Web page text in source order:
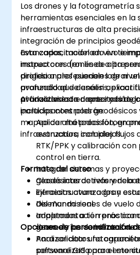
Los drones y la fotogrametría
herramientas esenciales en la
infraestructuras de alta
integración de principios
avanzados, modelado en
mapeo con drones de alta
profesionales pueden lograr
profundidad de análisis,
productividad en entornos de
Esta capacitación en vivo e
instructores (en línea o
dirigida a profesionales de
avanzado que deseen aplicar
avanzados con drones y
incluidos controles
mapeo de alta precisión, en
infraestructura complejos.
Al finalizar esta capacitación,
participantes podrán:
Aplicar métodos
avanzados, incluidos flujos
RTK/PPK y calibración
control en tierra.
Integrar sistemas y
geodésicas de referencia
infraestructura a gran
Diseñar misiones de vuelo
adaptadas a terrenos
geometrías de
Analizar datos
software GIS para el
Formato del curso
Clases interactivas y
Ejercicios avanzados y
del mundo real.
Implementación práctica
drones y herramientas de
Opciones de personalización
Para solicitar una
personalizada para este